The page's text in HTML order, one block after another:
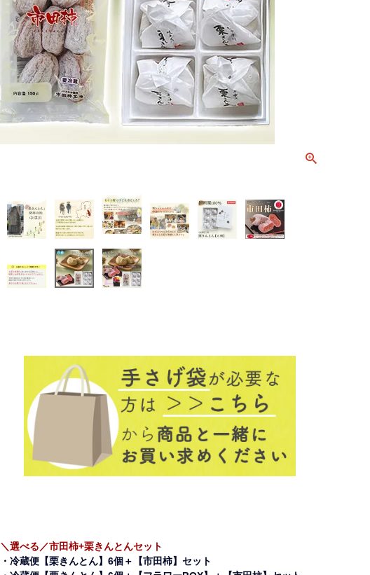
＼選べる／市田柿+栗きんとんセット
・冷蔵便【栗きんとん】6個＋【市田柿】セット